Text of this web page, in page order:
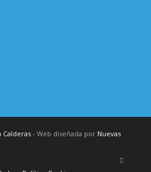
Calderas- Web diseñada por Nuevas